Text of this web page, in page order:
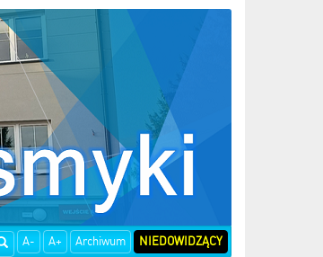
A- A+ Archiwum NIEDOWIDZĄCY